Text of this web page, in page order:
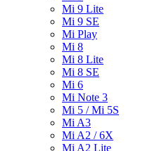
Mi 9 Lite
Mi 9 SE
Mi Play
Mi 8
Mi 8 Lite
Mi 8 SE
Mi 6
Mi Note 3
Mi 5 / Mi 5S
Mi A3
Mi A2 / 6X
Mi A2 Lite